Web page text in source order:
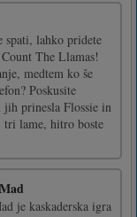
spati, lahko pridete
The Llamas!
medtem ko še
Poskusite
prinesla Flossie in
tri lame, hitro boste
je kaskaderska igra